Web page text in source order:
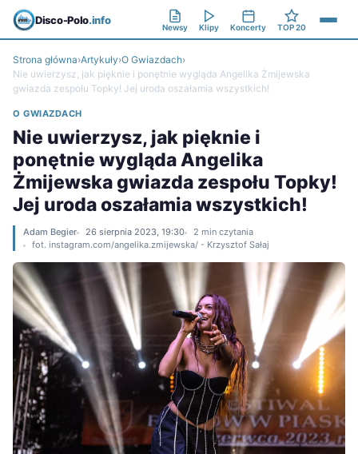
Disco-Polo.info
Newsy Klipy Koncerty TOP 20
Strona główna›Artykuły›O Gwiazdach›
Nie uwierzysz, jak pięknie i ponętnie wygląda Angelika Żmijewska
gwiazda zespołu Topky! Jej uroda oszałamia wszystkich!
O GWIAZDACH
Nie uwierzysz, jak pięknie i
ponętnie wygląda Angelika
Żmijewska gwiazda zespołu Topky!
Jej uroda oszałamia wszystkich!
Adam Begier 26 sierpnia 2023, 19:30
2 min czytania
fot. instagram.com/angelika.zmijewska/ - Krzysztof Sałaj